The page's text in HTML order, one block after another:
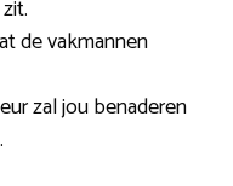
de vakmannen
zal jou benaderen